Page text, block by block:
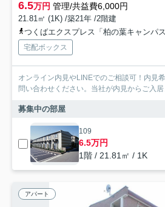
6.5万円 管理/共益費6,000円
21.81㎡ (1K) /築21年 /2階建
つくばエクスプレス「柏の葉キャンパ
宅配ボックス
オンライン内見やLINEでのご相談可！内見
問い合わせください。当社が内見からご入
募集中の部屋
109
6.5万円
1階 / 21.81㎡ / 1K
アパート